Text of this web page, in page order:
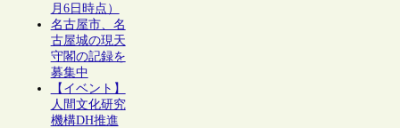
月6日時点）
名古屋市、名
古屋城の現天
守閣の記録を
募集中
【イベント】
人間文化研究
機構DH推進